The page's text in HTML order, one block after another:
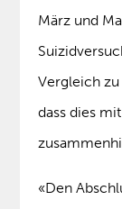
März und
Vergleich
dass dies
«Den